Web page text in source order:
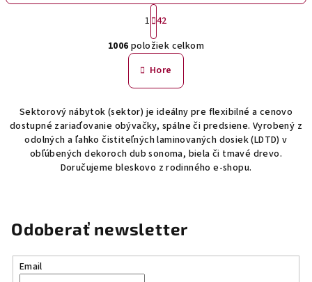
O
v
l
á
a
c
i
e
k
v
S
t
r
á
n
k
o
a
n
i
e
1 42
1006 položiek celkom
Hore
Sektorový nábytok (sektor) je ideálny pre flexibilné a cenovo
dostupné zariaďovanie obývačky, spálne či predsiene. Vyrobený z
odolných a ľahko čistiteľných laminovaných dosiek (LDTD) v
obľúbených dekoroch dub sonoma, biela či tmavé drevo.
Doručujeme bleskovo z rodinného e-shopu.
Odoberať newsletter
Email